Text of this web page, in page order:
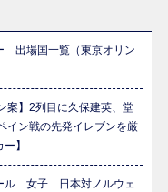
出場国一覧（東京オリン
案】2列目に久保建英、堂
ン戦の先発イレブンを厳
】
ル 女子 日本対ノルウェ